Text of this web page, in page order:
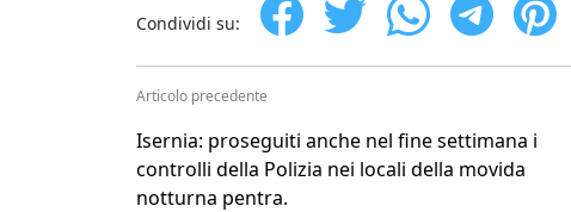
Condividi su:
Articolo precedente
Isernia: proseguiti anche nel fine settimana i
controlli della Polizia nei locali della movida
notturna pentra.